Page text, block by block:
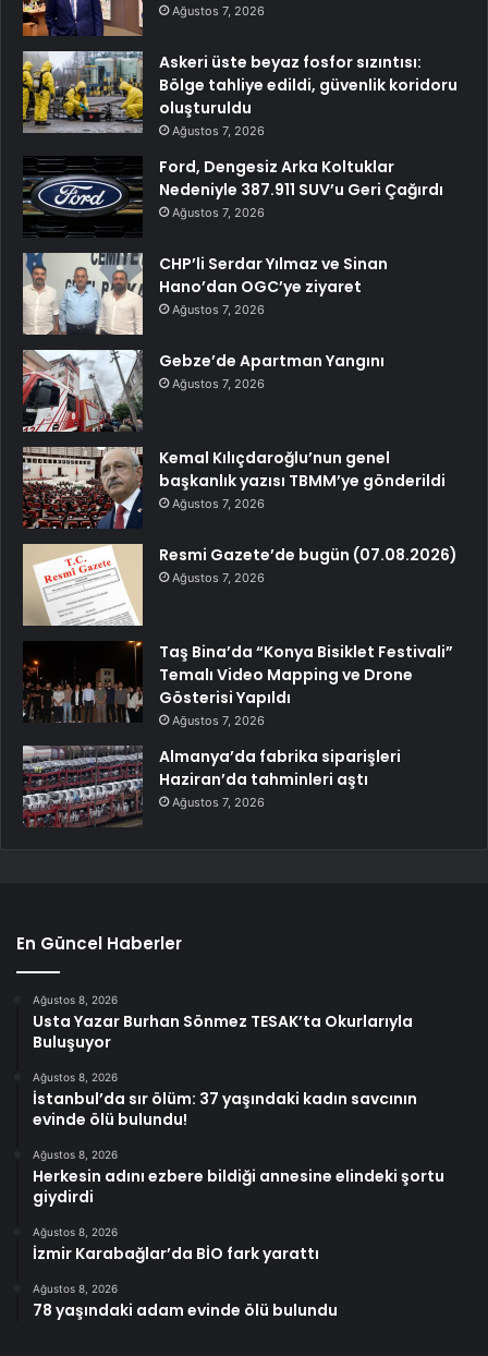
Ağustos 7, 2026
Askeri üste beyaz fosfor sızıntısı:
Bölge tahliye edildi, güvenlik koridoru
oluşturuldu
Ağustos 7, 2026
Ford, Dengesiz Arka Koltuklar
Nedeniyle 387.911 SUV’u Geri Çağırdı
Ağustos 7, 2026
CHP’li Serdar Yılmaz ve Sinan
Hano’dan OGC’ye ziyaret
Ağustos 7, 2026
Gebze’de Apartman Yangını
Ağustos 7, 2026
Kemal Kılıçdaroğlu’nun genel
başkanlık yazısı TBMM’ye gönderildi
Ağustos 7, 2026
Resmi Gazete’de bugün (07.08.2026)
Ağustos 7, 2026
Taş Bina’da “Konya Bisiklet Festivali”
Temalı Video Mapping ve Drone
Gösterisi Yapıldı
Ağustos 7, 2026
Almanya’da fabrika siparişleri
Haziran’da tahminleri aştı
Ağustos 7, 2026
En Güncel Haberler
Ağustos 8, 2026
Usta Yazar Burhan Sönmez TESAK’ta Okurlarıyla
Buluşuyor
Ağustos 8, 2026
İstanbul’da sır ölüm: 37 yaşındaki kadın savcının
evinde ölü bulundu!
Ağustos 8, 2026
Herkesin adını ezbere bildiği annesine elindeki şortu
giydirdi
Ağustos 8, 2026
İzmir Karabağlar’da BİO fark yarattı
Ağustos 8, 2026
78 yaşındaki adam evinde ölü bulundu